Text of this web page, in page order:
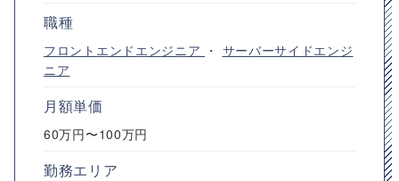
職種
フロントエンドエンジニア ・ サーバーサイドエンジ
ニア
月額単価
60万円〜100万円
勤務エリア